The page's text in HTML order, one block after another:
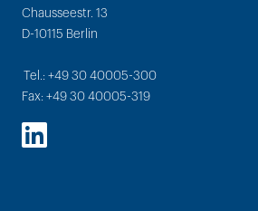
Chausseestr. 13
D-10115 Berlin
Tel.: +49 30 40005-300
Fax: +49 30 40005-319
LinkedIn